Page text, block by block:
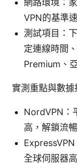
網路環境：
VPN的基準
測試項目：
定連線時間
Premium、
實測重點與數據
NordVPN：
高，解鎖流暢
全球伺服器